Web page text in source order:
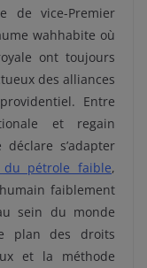
de vice-Premier
wahhabite où
ont toujours
des alliances
Entre
et regain
déclare s’adapter
du pétrole faible,
faiblement
sein du monde
plan des droits
et la méthode